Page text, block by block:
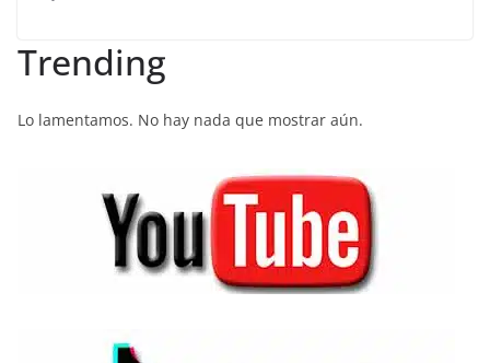
Trending
Lo lamentamos. No hay nada que mostrar aún.